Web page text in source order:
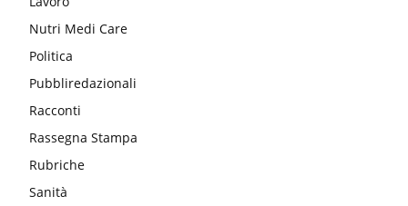
Nutri Medi Care
Politica
Pubbliredazionali
Racconti
Rassegna Stampa
Rubriche
Sanità